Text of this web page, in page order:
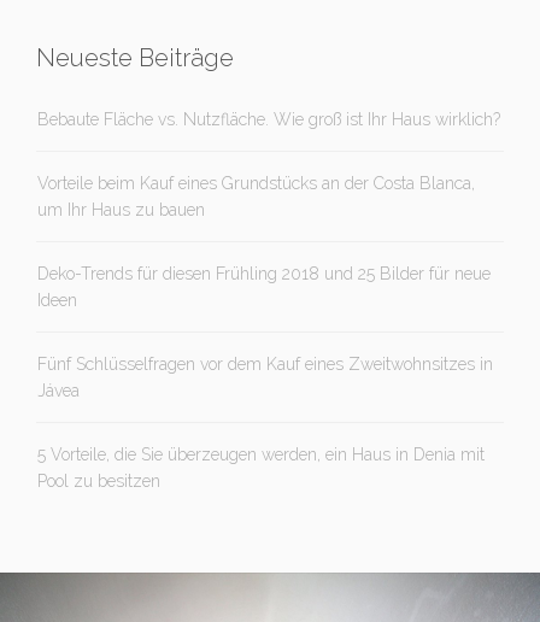
Neueste Beiträge
Bebaute Fläche vs. Nutzfläche. Wie groß ist Ihr Haus wirklich?
Vorteile beim Kauf eines Grundstücks an der Costa Blanca,
um Ihr Haus zu bauen
Deko-Trends für diesen Frühling 2018 und 25 Bilder für neue
Ideen
Fünf Schlüsselfragen vor dem Kauf eines Zweitwohnsitzes in
Jávea
5 Vorteile, die Sie überzeugen werden, ein Haus in Denia mit
Pool zu besitzen